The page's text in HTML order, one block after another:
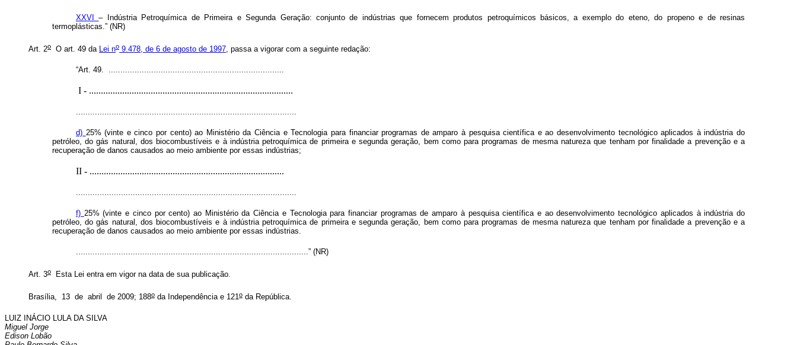
XXVI– Indústria Petroquímica de Primeira e Segunda Geração: conjunto de indústrias que fornecem produtos petroquímicos básicos, a exemplo do eteno, do propeno e de resinas
termoplásticas.” (NR)
Art. 2o O art. 49 da Lei no 9.478, de 6 de agosto de 1997 , passa a vigorar com a seguinte redação:
“Art. 49. ..........................................................................
I - ......................................................................................
d) 25% (vinte e cinco por cento) ao Ministério da Ciência e Tecnologia para financiar programas de amparo à pesquisa científica e ao desenvolvimento tecnológico aplicados à indústria do
petróleo, do gás natural, dos biocombustíveis e à indústria petroquímica de primeira e segunda geração, bem como para programas de mesma natureza que tenham por finalidade a prevenção e a
recuperação de danos causados ao meio ambiente por essas indústrias;
II - ..................................................................................
f) 25% (vinte e cinco por cento) ao Ministério da Ciência e Tecnologia para financiar programas de amparo à pesquisa científica e ao desenvolvimento tecnológico aplicados à indústria do
petróleo, do gás natural, dos biocombustíveis e à indústria petroquímica de primeira e segunda geração, bem como para programas de mesma natureza que tenham por finalidade a prevenção e a
recuperação de danos causados ao meio ambiente por essas indústrias.
..................................................................................................” (NR)
Art. 3o Esta Lei entra em vigor na data de sua publicação.
Brasília, 13 de abril de 2009; 188o da Independência e 121o da República.
LUIZ INÁCIO LULA DA SILVA
Miguel Jorge
Edison Lobão